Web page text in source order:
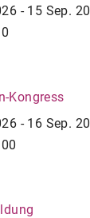
- 15 Sep.
Kongress
- 16 Sep.